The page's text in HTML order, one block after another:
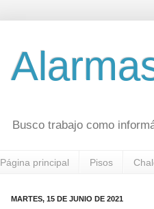
Busco trabajo como
Página principal Pisos
MARTES, 15 DE JUNIO DE 2021